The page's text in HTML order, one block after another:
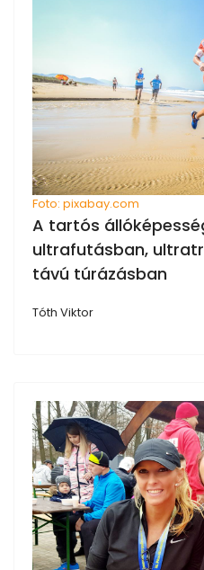
Foto: pixabay.com
A tartós
ultrafutásban,
távú túrázásban
Tóth Viktor